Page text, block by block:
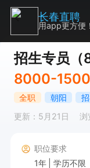
招生专员
8000-
全职 朝阳
更新：5月21日
浏
职位要求
1年
学历不限
长春直聘
用app更方便！